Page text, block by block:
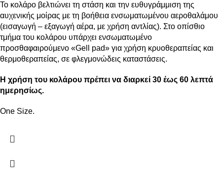
Το κολάρο βελτιώνει τη στάση και την ευθυγράμμιση της
αυχενικής μοίρας με τη βοήθεια ενσωματωμένου αεροθαλάμου
(εισαγωγή – εξαγωγή αέρα, με χρήση αντλίας). Στο οπίσθιο
τμήμα του κολάρου υπάρχει ενσωματωμένο
προσθαφαιρούμενο «Gell pad» για χρήση κρυοθεραπείας και
θερμοθεραπείας, σε φλεγμονώδεις καταστάσεις.
H χρήση του κολάρου πρέπει να διαρκεί 30 έως 60 λεπτά
ημερησίως.
One Size.